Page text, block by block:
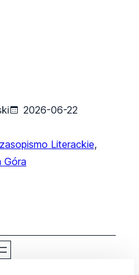
2026-06-22
Literackie,
Góra